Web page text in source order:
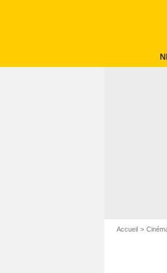
Accueil